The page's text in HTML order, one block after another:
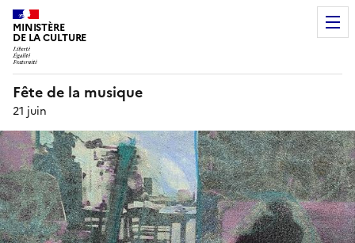
MINISTÈRE
DE LA CULTURE
Fête de la musique
21 juin